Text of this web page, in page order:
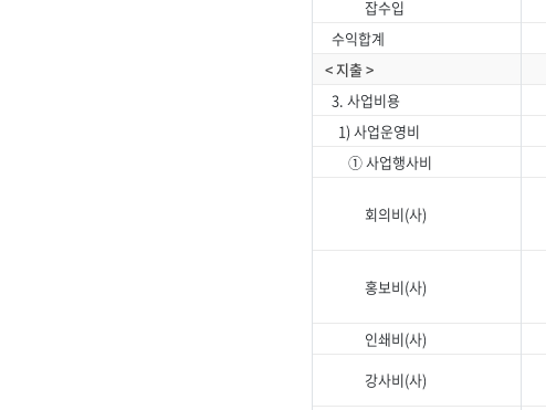
잡수입
수익합계
< 지출 >
3. 사업비용
1) 사업운영비
① 사업행사비
회의비(사)
홍보비(사)
인쇄비(사)
강사비(사)